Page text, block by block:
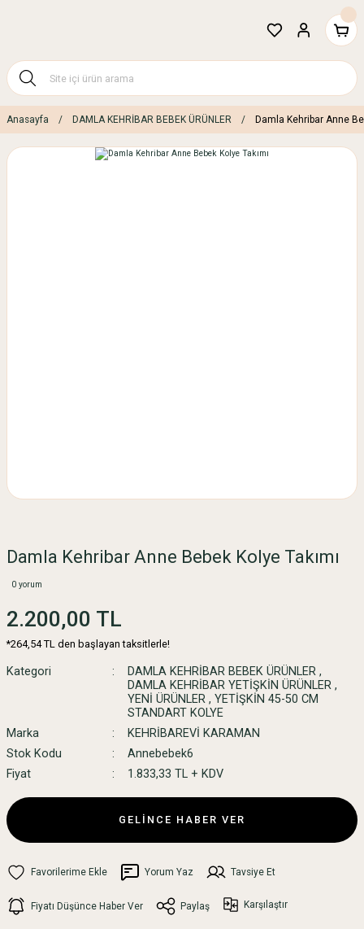
Anasayfa DAMLA KEHRİBAR BEBEK ÜRÜNLER Damla Kehribar Anne
Damla Kehribar Anne Bebek Kolye Takımı
0 yorum
2.200,00 TL
*264,54 TL den başlayan taksitlerle!
Kategori DAMLA KEHRİBAR BEBEK ÜRÜNLER ,
DAMLA KEHRİBAR YETİŞKİN ÜRÜNLER ,
YENİ ÜRÜNLER , YETİŞKİN 45-50 CM
STANDART KOLYE
Marka
KEHRİBAREVİ KARAMAN
Stok Kodu
Annebebek6
Fiyat
1.833,33 TL + KDV
GELİNCE HABER VER
Yorum Yaz Tavsiye Et
Fiyatı Düşünce Haber Ver Paylaş Karşılaştır